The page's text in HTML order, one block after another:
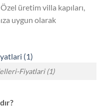
üretim villa kapıları,
uygun olarak
Fiyatlari (1)